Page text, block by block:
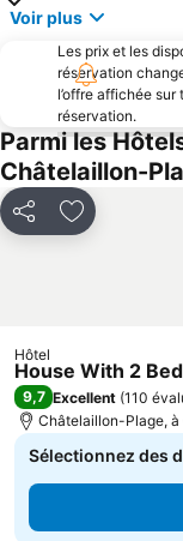
Plage de Marennes
Le Grand Pavois
Le Petit Rocher
Plage des Huttes
Petite Plage
Corderie Royale
Rochefort-Saint-
du Gros Jonc
Voir plus
Les prix et les
réservation
l’offre affichée
réservation.
Parmi les
Châtelaillon-
PartagerAjouter à
Hôtel
House With 2
9,7 Excellent (110
Châtelaillon-Plage,
Sélectionnez des